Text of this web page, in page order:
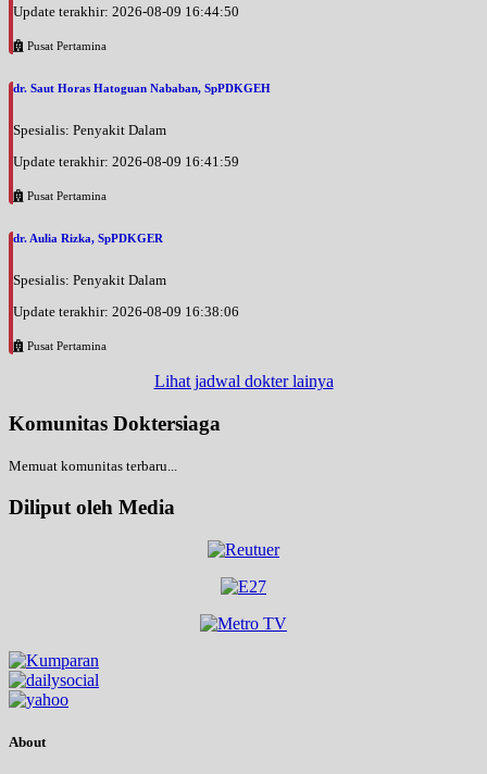
Update terakhir: 2026-08-09 16:44:50
Pusat Pertamina
dr. Saut Horas Hatoguan Nababan, SpPDKGEH
Spesialis: Penyakit Dalam
Update terakhir: 2026-08-09 16:41:59
Pusat Pertamina
dr. Aulia Rizka, SpPDKGER
Spesialis: Penyakit Dalam
Update terakhir: 2026-08-09 16:38:06
Pusat Pertamina
Lihat jadwal dokter lainya
Komunitas Doktersiaga
Memuat komunitas terbaru...
Diliput oleh Media
About